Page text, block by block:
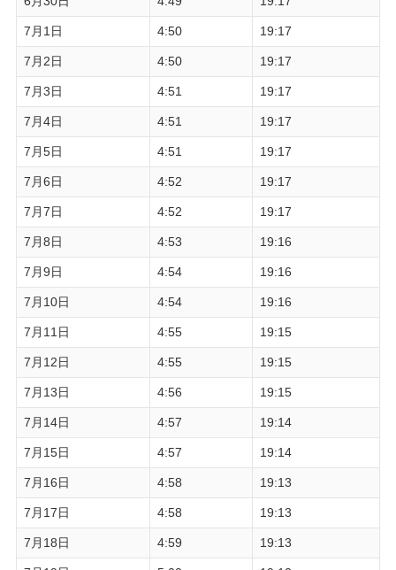
7月1日 4:50 19:17
7月2日 4:50 19:17
7月3日 4:51 19:17
7月4日 4:51 19:17
7月5日 4:51 19:17
7月6日 4:52 19:17
7月7日 4:52 19:17
7月8日 4:53 19:16
7月9日 4:54 19:16
7月10日 4:54 19:16
7月11日 4:55 19:15
7月12日 4:55 19:15
7月13日 4:56 19:15
7月14日 4:57 19:14
7月15日 4:57 19:14
7月16日 4:58 19:13
7月17日 4:58 19:13
7月18日 4:59 19:13